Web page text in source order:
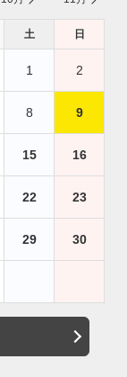
土 日
1 2
8 9
15 16
22 23
29 30